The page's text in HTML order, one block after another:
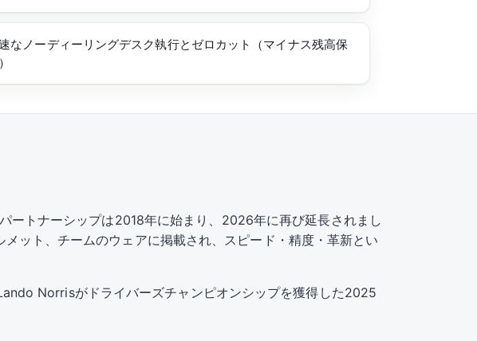
なノーディーリングデスク執行とゼロカット（マイナス残高保
トナーシップは2018年に始まり、2026年に再び延長されまし
ット、チームのウェアに掲載され、スピード・精度・革新とい
Norrisがドライバーズチャンピオンシップを獲得した2025